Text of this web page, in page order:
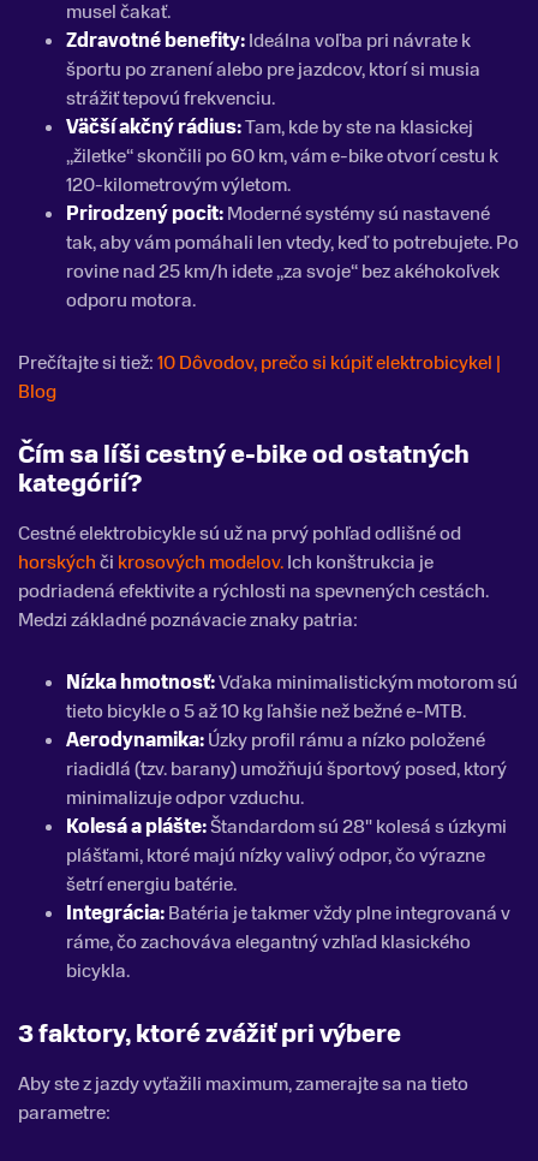
musel čakať.
Zdravotné benefity:Ideálna voľba pri návrate k
športu po zranení alebo pre jazdcov, ktorí si musia
strážiť tepovú frekvenciu.
Väčší akčný rádius:Tam, kde by ste na klasickej
„žiletke“ skončili po 60 km, vám e-bike otvorí cestu k
120-kilometrovým výletom.
Prirodzený pocit:Moderné systémy sú nastavené
tak, aby vám pomáhali len vtedy, keď to potrebujete. Po
rovine nad 25 km/h idete „za svoje“ bez akéhokoľvek
odporu motora.
Prečítajte si tiež:10 Dôvodov, prečo si kúpiť elektrobicykel |
Blog
Čím sa líši cestný e-bike od ostatných
kategórií?
Cestné elektrobicykle sú už na prvý pohľad odlišné od
horskýchči krosových modelov.Ich konštrukcia je
podriadená efektivite a rýchlosti na spevnených cestách.
Medzi základné poznávacie znaky patria:
Nízka hmotnosť:Vďaka minimalistickým motorom sú
tieto bicykle o 5 až 10 kg ľahšie než bežné e-MTB.
Aerodynamika:Úzky profil rámu a nízko položené
riadidlá (tzv. barany) umožňujú športový posed, ktorý
minimalizuje odpor vzduchu.
Kolesá a plášte:Štandardom sú 28" kolesá s úzkymi
plášťami, ktoré majú nízky valivý odpor, čo výrazne
šetrí energiu batérie.
Integrácia:Batéria je takmer vždy plne integrovaná v
ráme, čo zachováva elegantný vzhľad klasického
bicykla.
3 faktory, ktoré zvážiť pri výbere
Aby ste z jazdy vyťažili maximum, zamerajte sa na tieto
parametre: